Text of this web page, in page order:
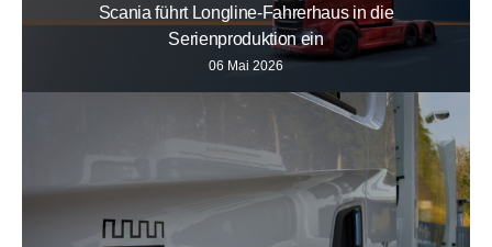
Scania führt Longline-Fahrerhaus in die
Serienproduktion ein
06 Mai 2026